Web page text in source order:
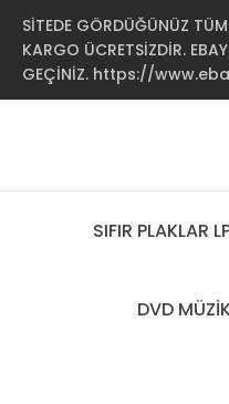
SİTEDE GÖRDÜĞÜNÜZ
KARGO ÜCRETSİZDİR.
GEÇİNİZ. https://
SIFIR PLAKLAR
DVD